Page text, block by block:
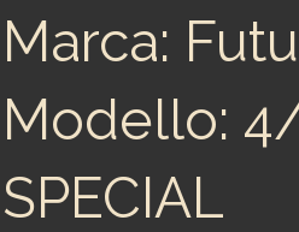
Marca:
Modello:
SPECIAL